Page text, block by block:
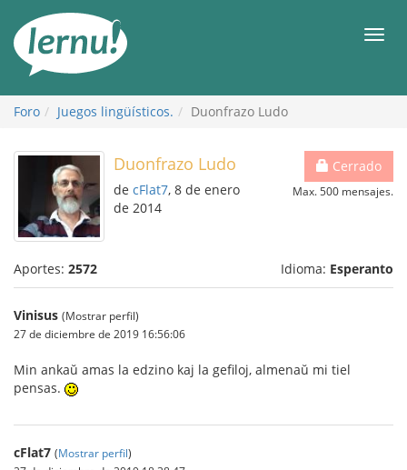
Foro Juegos lingüísticos. Duonfrazo Ludo
Cerrado
Max. 500 mensajes.
Duonfrazo Ludo
de cFlat7, 8 de enero
de 2014
Aportes: 2572 Idioma: Esperanto
Vinisus (Mostrar perfil)
27 de diciembre de 2019 16:56:06
Min ankaŭ amas la edzino kaj la gefiloj, almenaŭ mi tiel
pensas.
cFlat7 (Mostrar perfil)